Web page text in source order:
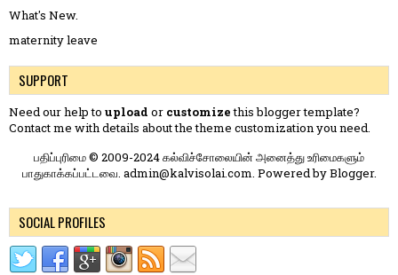
What's New.
maternity leave
SUPPORT
Need our help to upload or customizethis blogger template?
Contact me with details about the theme customization you need.
பதிப்புரிமை © 2009-2024 கல்விச்சோலையின் அனைத்து உரிமைகளும்
பாதுகாக்கப்பட்டவை. admin@kalvisolai.com. Powered byBlogger.
SOCIAL PROFILES